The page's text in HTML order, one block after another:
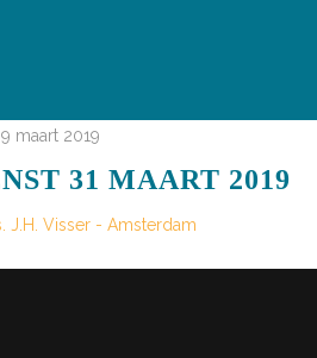
9 maart 2019
31 MAART 2019
J.H. Visser - Amsterdam